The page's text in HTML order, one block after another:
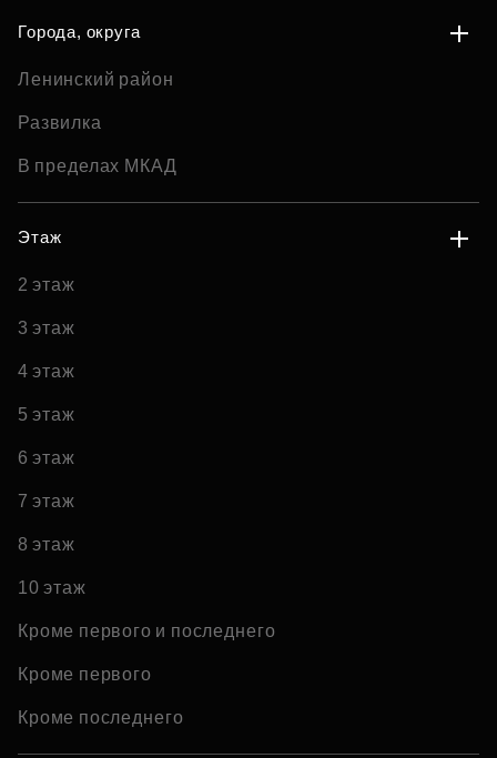
Города, округа
Ленинский район
Развилка
В пределах МКАД
Этаж
2 этаж
3 этаж
4 этаж
5 этаж
6 этаж
7 этаж
8 этаж
10 этаж
Кроме первого и последнего
Кроме первого
Кроме последнего